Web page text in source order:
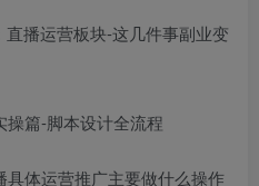
直播运营板块-这几件事副业变
操篇-脚本设计全流程
具体运营推广主要做什么操作